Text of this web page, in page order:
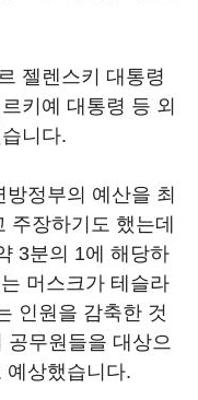
젤렌스키 대통령
키예 대통령 등 외
니다.
정부의 예산을 최
주장하기도 했는데
3분의 1에 해당하
머스크가 테슬라
인원을 감축한 것
공무원들을 대상으
예상했습니다.